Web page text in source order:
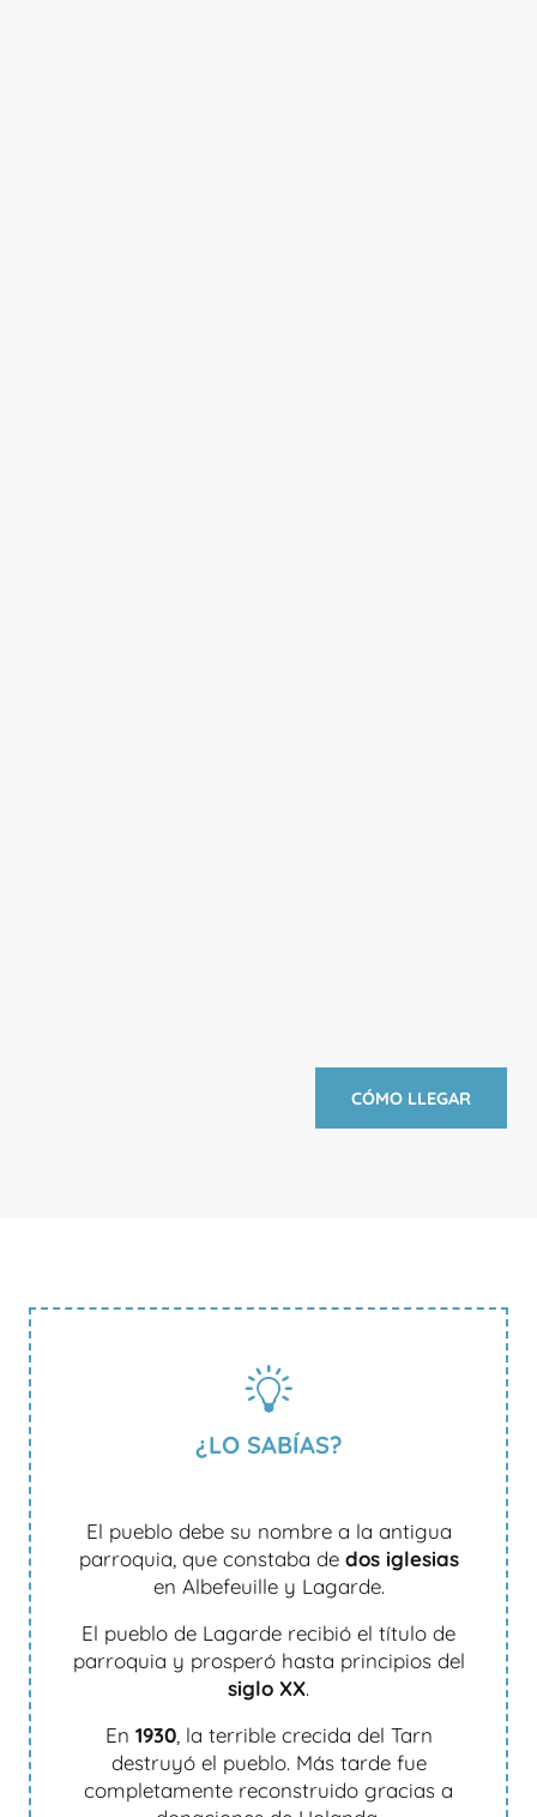
CÓMO LLEGAR
¿LO SABÍAS?
El pueblo debe su nombre a la antigua
parroquia, que constaba de dos iglesias
en Albefeuille y Lagarde.
El pueblo de Lagarde recibió el título de
parroquia y prosperó hasta principios del
siglo XX.
En 1930, la terrible crecida del Tarn
destruyó el pueblo. Más tarde fue
completamente reconstruido gracias a